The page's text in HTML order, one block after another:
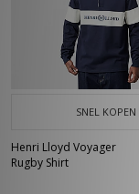
SNEL KOPEN
Henri Lloyd Voyager
Rugby Shirt